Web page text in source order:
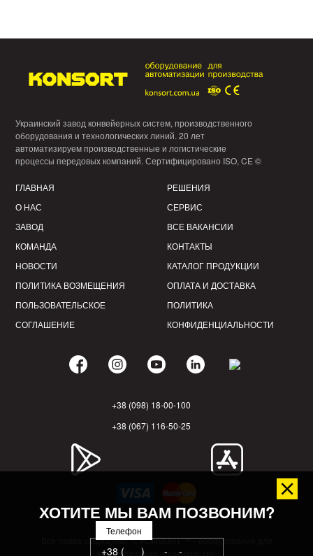
Украинский завод конвейерных систем, производственного
оборудования и технологических линий. 20 лет
автоматизируем производственные и логистические
процессы передовых компаний. Сертифицировано ISO, CE ©
ГЛАВНАЯ
О НАС
ЗАВОД
КОМАНДА
НОВОСТИ
ПОЛИТИКА ВОЗМЕЩЕНИЯ
ПОЛЬЗОВАТЕЛЬСКОЕ
СОГЛАШЕНИЕ
РЕШЕНИЯ
СЕРВИС
ВСЕ ВАКАНСИИ
КОНТАКТЫ
КАТАЛОГ ПРОДУКЦИИ
ОПЛАТА И ДОСТАВКА
ПОЛИТИКА
КОНФИДЕНЦИАЛЬНОСТИ
+38 (098) 18-00-100
+38 (067) 116-50-25
Все права защищены. © KONSORT ™ - оборудование для
автоматизации производства.
ХОТИТЕ МЫ ВАМ ПОЗВОНИМ?
Телефон